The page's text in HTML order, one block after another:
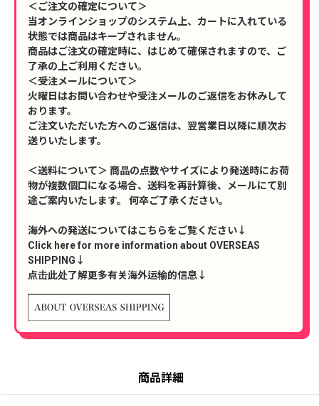
＜ご注文の確定について＞
当オンラインショップのシステム上、カートに入れている
状態では商品はキープされません。
商品はご注文の確定時に、はじめて確保されますので、ご
了承の上ご利用ください。
＜受注メールについて＞
火曜日はお問い合わせや受注メールのご返信をお休みして
おります。
ご注文いただいた方へのご返信は、翌営業日以降に順次お
送りいたします。
＜送料について＞ 商品の点数やサイズにより発送時にお荷
物が複数個口になる場合、送料を再計算後、メールにて別
途ご案内いたします。 何卒ご了承ください。
海外への発送についてはこちらをご覧ください↓
Click here for more information about OVERSEAS
SHIPPING↓
点击此处了解更多有关海外运输的信息↓
商品詳細